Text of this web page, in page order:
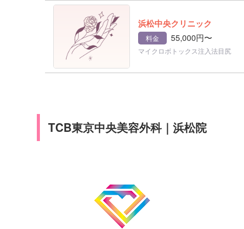
浜松中央クリニック
料金 55,000円〜
マイクロボトックス注入法目尻
TCB東京中央美容外科｜浜松院